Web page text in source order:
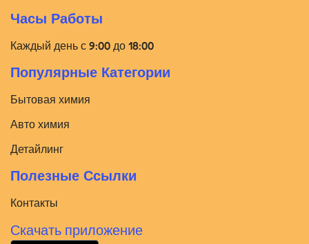
Часы Работы
Каждый день с 9:00 до 18:00
Популярные Категории
Бытовая химия
Авто химия
Детайлинг
Полезные Ссылки
Контакты
Скачать приложение